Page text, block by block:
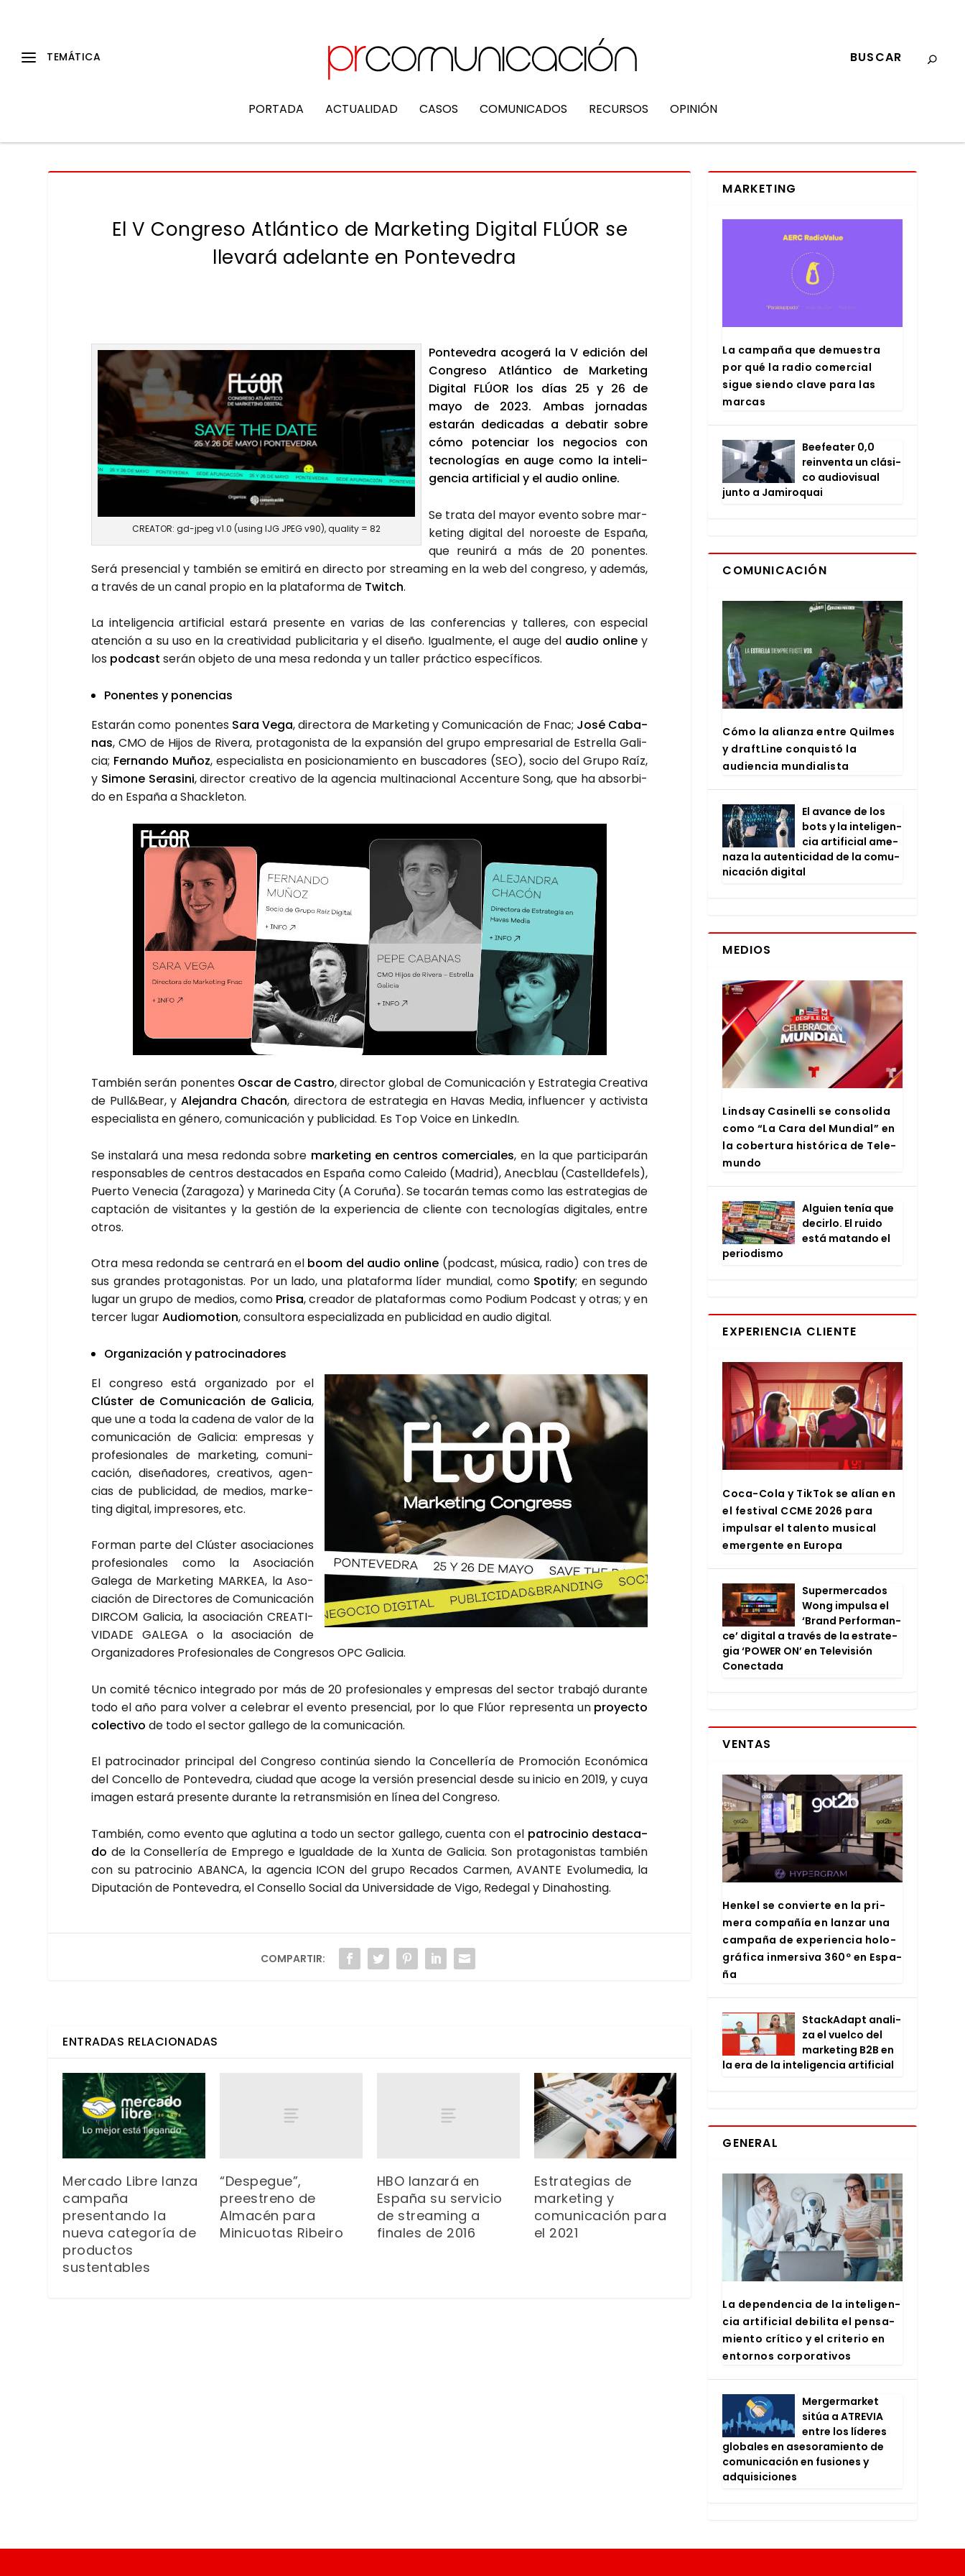
PORTADA ACTUALIDAD CASOS COMUNICADOS RECURSOS OPINIÓN
El V Congreso Atlántico de Marketing Digital FLÚOR se
llevará adelante en Pontevedra
CREA­TOR: gd-jpeg v1.0 (using IJG JPEG v90), qua­lity = 82
Pon­te­ve­dra aco­ge­rá la V edi­ción del
Con­gre­so Atlán­ti­co de Mar­ke­ting
Digi­tal FLÚOR los días 25 y 26 de
mayo de 2023. Ambas jor­na­das
esta­rán dedi­ca­das a deba­tir sobre
cómo poten­ciar los nego­cios con
tec­no­lo­gías en auge como la inte­li­
gen­cia arti­fi­cial y el audio onli­ne.
Se tra­ta del mayor even­to sobre mar­
ke­ting digi­tal del noroes­te de Espa­ña,
que reu­ni­rá a más de 20 ponen­tes.
Será pre­sen­cial y tam­bién se emi­ti­rá en direc­to por strea­ming en la web del con­gre­so, y ade­más,
a tra­vés de un canal pro­pio en la pla­ta­for­ma de Twitch.
La inte­li­gen­cia arti­fi­cial esta­rá pre­sen­te en varias de las con­fe­ren­cias y talle­res, con espe­cial
aten­ción a su uso en la crea­ti­vi­dad publi­ci­ta­ria y el dise­ño. Igual­men­te, el auge del audio onli­ne y
los pod­cast serán obje­to de una mesa redon­da y un taller prác­ti­co espe­cí­fi­cos.
Ponen­tes y ponen­cias
Esta­rán como ponen­tes Sara Vega, direc­to­ra de Mar­ke­ting y Comu­ni­ca­ción de Fnac; José Caba­
nas, CMO de Hijos de Rive­ra, pro­ta­go­nis­ta de la expan­sión del gru­po empre­sa­rial de Estre­lla Gali­
cia; Fer­nan­do Muñoz, espe­cia­lis­ta en posi­cio­na­mien­to en bus­ca­do­res (SEO), socio del Gru­po Raíz,
y Simo­ne Sera­si­ni, direc­tor crea­ti­vo de la agen­cia mul­ti­na­cio­nal Accen­tu­re Song, que ha absor­bi­
do en Espa­ña a Shac­kle­ton.
Tam­bién serán ponen­tes Oscar de Cas­tro, direc­tor glo­bal de Comu­ni­ca­ción y Estra­te­gia Crea­ti­va
de Pull&Bear, y Ale­jan­dra Cha­cón, direc­to­ra de estra­te­gia en Havas Media, influen­cer y acti­vis­ta
espe­cia­lis­ta en géne­ro, comu­ni­ca­ción y publi­ci­dad. Es Top Voi­ce en Lin­ke­dIn.
Se ins­ta­la­rá una mesa redon­da sobre mar­ke­ting en cen­tros comer­cia­les, en la que par­ti­ci­pa­rán
res­pon­sa­bles de cen­tros des­ta­ca­dos en Espa­ña como Calei­do (Madrid), Anec­blau (Cas­tell­de­fels),
Puer­to Vene­cia (Zara­go­za) y Mari­ne­da City (A Coru­ña). Se toca­rán temas como las estra­te­gias de
cap­ta­ción de visi­tan­tes y la ges­tión de la expe­rien­cia de clien­te con tec­no­lo­gías digi­ta­les, entre
otros.
Otra mesa redon­da se cen­tra­rá en el boom del audio onli­ne (pod­cast, músi­ca, radio) con tres de
sus gran­des pro­ta­go­nis­tas. Por un lado, una pla­ta­for­ma líder mun­dial, como Spo­tify; en segun­do
lugar un gru­po de medios, como Pri­sa, crea­dor de pla­ta­for­mas como Podium Pod­cast y otras; y en
ter­cer lugarAudio­mo­tion, con­sul­to­ra espe­cia­li­za­da en publi­ci­dad en audio digi­tal.
Orga­ni­za­ción y patro­ci­na­do­res
El con­gre­so está orga­ni­za­do por el
Clús­ter de Comu­ni­ca­ción de Gali­cia,
que une a toda la cade­na de valor de la
comu­ni­ca­ción de Gali­cia: empre­sas y
pro­fe­sio­na­les de mar­ke­ting, comu­ni­
ca­ción, dise­ña­do­res, crea­ti­vos, agen­
cias de publi­ci­dad, de medios, mar­ke­
ting digi­tal, impre­so­res, etc.
For­man par­te del Clús­ter aso­cia­cio­nes
pro­fe­sio­na­les como la Aso­cia­ción
Gale­ga de Mar­ke­ting MAR­KEA, la Aso­
cia­ción de Direc­to­res de Comu­ni­ca­ción
DIR­COM Gali­cia, la aso­cia­ción CREA­TI­
VI­DA­DE GALE­GA o la aso­cia­ción de
Orga­ni­za­do­res Pro­fe­sio­na­les de Con­gre­sos OPC Gali­cia.
Un comi­té téc­ni­co inte­gra­do por más de 20 pro­fe­sio­na­les y empre­sas del sec­tor tra­ba­jó duran­te
todo el año para vol­ver a cele­brar el even­to pre­sen­cial, por lo que Flúor repre­sen­ta un pro­yec­to
colec­ti­vo de todo el sec­tor galle­go de la comu­ni­ca­ción.
El patro­ci­na­dor prin­ci­pal del Con­gre­so con­ti­núa sien­do la Con­ce­lle­ría de Pro­mo­ción Eco­nó­mi­ca
del Con­ce­llo de Pon­te­ve­dra, ciu­dad que aco­ge la ver­sión pre­sen­cial des­de su ini­cio en 2019, y cuya
ima­gen esta­rá pre­sen­te duran­te la retrans­mi­sión en línea del Con­gre­so.
Tam­bién, como even­to que aglu­ti­na a todo un sec­tor galle­go, cuen­ta con el patro­ci­nio des­ta­ca­
do de la Con­se­lle­ría de Empre­go e Igual­da­de de la Xun­ta de Gali­cia. Son pro­ta­go­nis­tas tam­bién
con su patro­ci­nio ABAN­CA, la agen­cia ICON del gru­po Reca­dos Car­men, AVAN­TE Evo­lu­me­dia, la
Dipu­tación de Pon­te­ve­dra, el Con­se­llo Social da Uni­ver­si­da­de de Vigo, Rede­gal y Dinahos­ting.
COMPARTIR:
ENTRADAS RELACIONADAS
Mercado Libre lanza
campaña
presentando la
nueva categoría de
productos
sustentables
“Despegue”,
preestreno de
Almacén para
Minicuotas Ribeiro
HBO lanzará en
España su servicio
de streaming a
finales de 2016
Estrategias de
marketing y
comunicación para
el 2021
MARKETING
La cam­pa­ña que demues­tra
por qué la radio comer­cial
sigue sien­do cla­ve para las
mar­cas
Bee­fea­ter 0,0
rein­ven­ta un clá­si­
co audio­vi­sual
jun­to a Jami­ro­quai
COMUNICACIÓN
Cómo la alian­za entre Quil­mes
y draftLi­ne con­quis­tó la
audien­cia mun­dia­lis­ta
El avan­ce de los
bots y la inte­li­gen­
cia arti­fi­cial ame­
na­za la auten­ti­ci­dad de la comu­
ni­ca­ción digi­tal
MEDIOS
Lind­say Casi­ne­lli se con­so­li­da
como “La Cara del Mun­dial” en
la cober­tu­ra his­tó­ri­ca de Tele­
mun­do
Alguien tenía que
decir­lo. El rui­do
está matan­do el
perio­dis­mo
EXPERIENCIA CLIENTE
Coca-Cola y Tik­Tok se alían en
el fes­ti­val CCME 2026 para
impul­sar el talen­to musi­cal
emer­gen­te en Euro­pa
Super­mer­ca­dos
Wong impul­sa el
‘Brand Per­for­man­
ce’ digi­tal a tra­vés de la estra­te­
gia ‘POWER ON’ en Tele­vi­sión
Conec­ta­da
VENTAS
Hen­kel se con­vier­te en la pri­
me­ra com­pa­ñía en lan­zar una
cam­pa­ña de expe­rien­cia holo­
grá­fi­ca inmer­si­va 360º en Espa­
ña
Stac­kA­dapt ana­li­
za el vuel­co del
mar­ke­ting B2B en
la era de la inte­li­gen­cia arti­fi­cial
GENERAL
La depen­den­cia de la inte­li­gen­
cia arti­fi­cial debi­li­ta el pen­sa­
mien­to crí­ti­co y el cri­te­rio en
entor­nos cor­po­ra­ti­vos
Mer­ger­mar­ket
sitúa a ATRE­VIA
entre los líde­res
glo­ba­les en ase­so­ra­mien­to de
comu­ni­ca­ción en fusio­nes y
adqui­si­cio­nes